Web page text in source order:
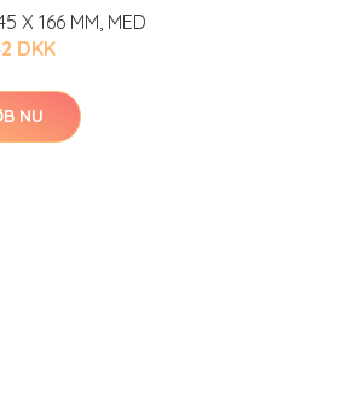
X 166 MM, MED
DKK
NU